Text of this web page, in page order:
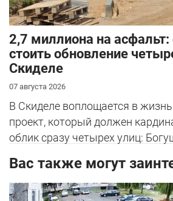
2,7 миллиона на асфальт:
стоить обновление
Скиделе
07 августа 2026
В Скиделе воплощается в
проект, который должен
облик сразу четырех улиц:
Вас также могут